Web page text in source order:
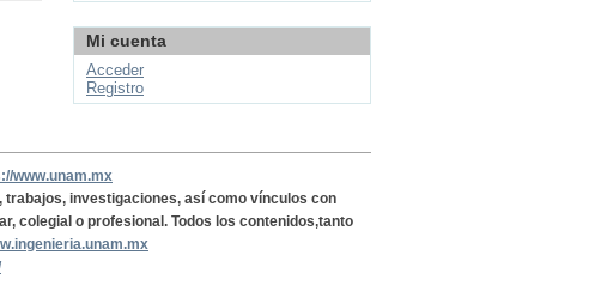
Mi cuenta
Acceder
Registro
www.unam.mx
trabajos, investigaciones, así como vínculos con
colegial o profesional. Todos los contenidos,tanto